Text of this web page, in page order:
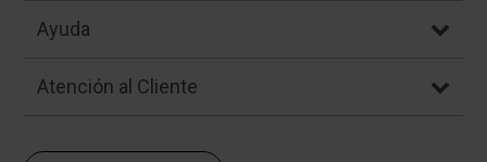
Ayuda
Atención al Cliente